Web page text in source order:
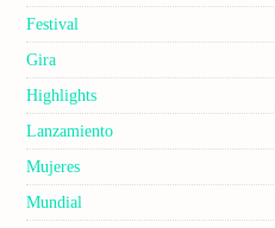
Festival
Gira
Highlights
Lanzamiento
Mujeres
Mundial